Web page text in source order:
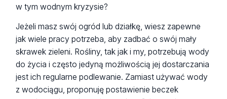
w tym wodnym kryzysie?
Jeżeli masz swój ogród lub działkę, wiesz zapewne
jak wiele pracy potrzeba, aby zadbać o swój mały
skrawek zieleni. Rośliny, tak jak i my, potrzebują wody
do życia i często jedyną możliwością jej dostarczania
jest ich regularne podlewanie. Zamiast używać wody
z wodociągu, proponuję postawienie beczek